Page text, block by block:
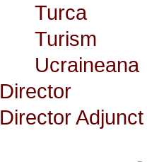
Turca
Turism
Ucraineana
Director
Director Adjunct